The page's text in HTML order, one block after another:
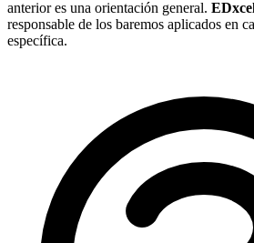
anterior es una orientación general.
responsable de los baremos aplicados en
específica.